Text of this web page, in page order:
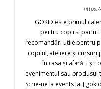
GOKID este primul
pentru copii si parinti
recomandări utile pentru
copilul, ateliere şi cursuri
în casa şi afară. Eşti
evenimentul sau produsul
Scrie-ne la events [at]